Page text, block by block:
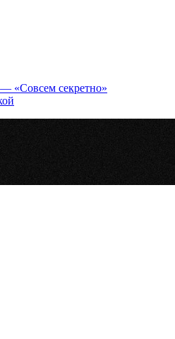
«Совсем секретно»